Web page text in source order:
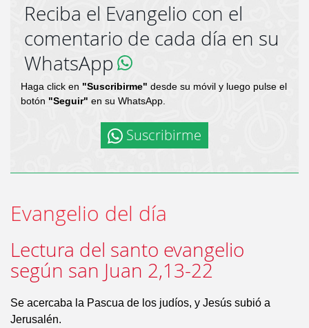
Reciba el Evangelio con el
comentario de cada día en su
WhatsApp
Haga click en "Suscribirme" desde su móvil y luego pulse el
botón "Seguir" en su WhatsApp.
Suscribirme
Evangelio del día
Lectura del santo evangelio
según san Juan 2,13-22
Se acercaba la Pascua de los judíos, y Jesús subió a
Jerusalén.